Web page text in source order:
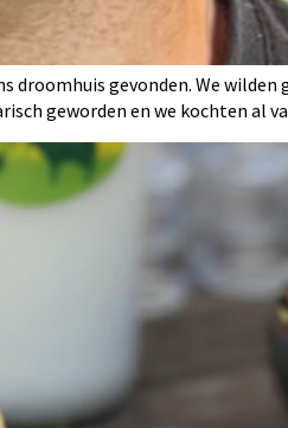
droomhuis gevonden. We
geworden en we kochten al